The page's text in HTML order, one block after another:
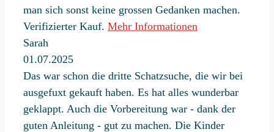
man sich sonst keine grossen Gedanken machen.
Verifizierter Kauf. Mehr Informationen
Sarah
01.07.2025
Das war schon die dritte Schatzsuche, die wir bei
ausgefuxt gekauft haben. Es hat alles wunderbar
geklappt. Auch die Vorbereitung war - dank der
guten Anleitung - gut zu machen. Die Kinder